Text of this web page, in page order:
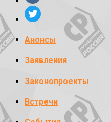
Анонсы
Заявления
Законопроекты
Встречи